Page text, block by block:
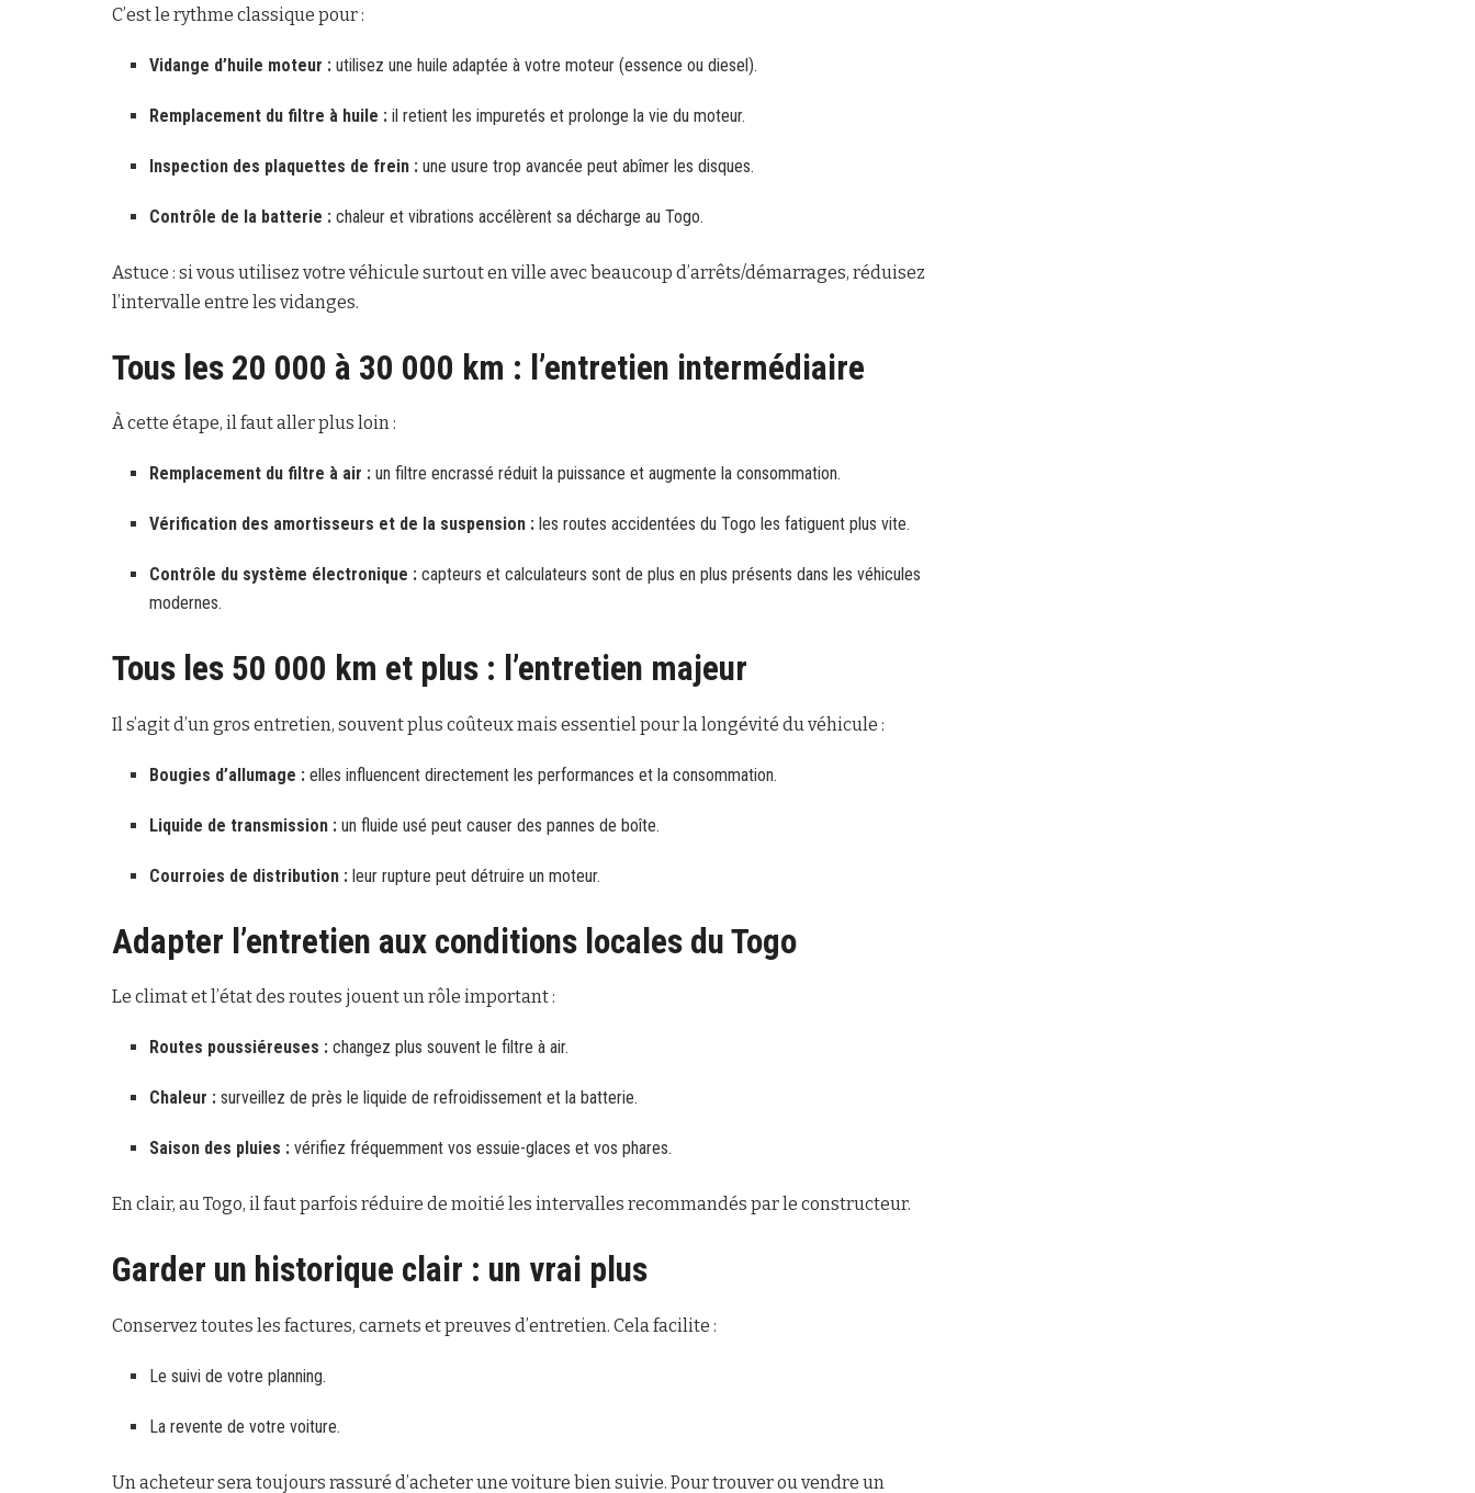
C’est le rythme classique pour :
Vidange d’huile moteur : utilisez une huile adaptée à votre moteur (essence ou diesel).
Remplacement du filtre à huile : il retient les impuretés et prolonge la vie du moteur.
Inspection des plaquettes de frein : une usure trop avancée peut abîmer les disques.
Contrôle de la batterie : chaleur et vibrations accélèrent sa décharge au Togo.
Astuce : si vous utilisez votre véhicule surtout en ville avec beaucoup d’arrêts/démarrages, réduisez
l’intervalle entre les vidanges.
Tous les 20 000 à 30 000 km : l’entretien intermédiaire
À cette étape, il faut aller plus loin :
Remplacement du filtre à air : un filtre encrassé réduit la puissance et augmente la consommation.
Vérification des amortisseurs et de la suspension : les routes accidentées du Togo les fatiguent plus vite.
Contrôle du système électronique : capteurs et calculateurs sont de plus en plus présents dans les véhicules
modernes.
Tous les 50 000 km et plus : l’entretien majeur
Il s’agit d’un gros entretien, souvent plus coûteux mais essentiel pour la longévité du véhicule :
Bougies d’allumage : elles influencent directement les performances et la consommation.
Liquide de transmission : un fluide usé peut causer des pannes de boîte.
Courroies de distribution : leur rupture peut détruire un moteur.
Adapter l’entretien aux conditions locales du Togo
Le climat et l’état des routes jouent un rôle important :
Routes poussiéreuses : changez plus souvent le filtre à air.
Chaleur : surveillez de près le liquide de refroidissement et la batterie.
Saison des pluies : vérifiez fréquemment vos essuie-glaces et vos phares.
En clair, au Togo, il faut parfois réduire de moitié les intervalles recommandés par le constructeur.
Garder un historique clair : un vrai plus
Conservez toutes les factures, carnets et preuves d’entretien. Cela facilite :
Le suivi de votre planning.
La revente de votre voiture.
Un acheteur sera toujours rassuré d’acheter une voiture bien suivie. Pour trouver ou vendre un